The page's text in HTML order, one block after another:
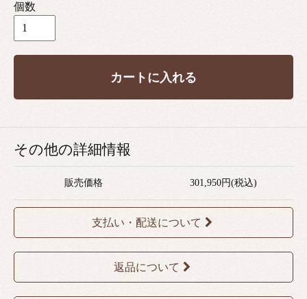
個数
カートに入れる
その他の詳細情報
販売価格 301,950円(税込)
支払い・配送について
返品について